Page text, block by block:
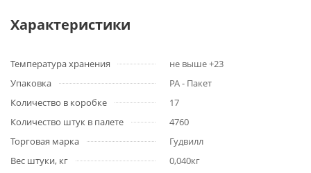
Характеристики
Температура хранения
не выше +23
Упаковка
PA - Пакет
Количество в коробке
17
Количество штук в палете
4760
Торговая марка
Гудвилл
Вес штуки, кг
0,040кг